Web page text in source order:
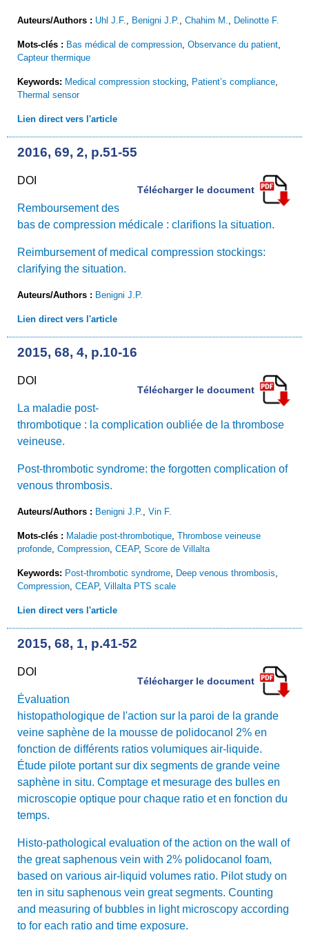
Auteurs/Authors : Uhl J.F. Benigni J.P. Chahim M. Delinotte F.
Mots-clés : Bas médical de compression Observance du patient
Capteur thermique
Keywords: Medical compression stocking Patient’s compliance
Thermal sensor
Lien direct vers l'article
2016, 69, 2, p.51-55
DOI
Télécharger le document
Remboursement des
bas de compression médicale : clarifions la situation.
Reimbursement of medical compression stockings:
clarifying the situation.
Auteurs/Authors : Benigni J.P.
Lien direct vers l'article
2015, 68, 4, p.10-16
DOI
Télécharger le document
La maladie post-
thrombotique : la complication oubliée de la thrombose
veineuse.
Post-thrombotic syndrome: the forgotten complication of
venous thrombosis.
Auteurs/Authors : Benigni J.P. Vin F.
Mots-clés : Maladie post-thrombotique Thrombose veineuse
profonde Compression CEAP, Score de Villalta
Keywords: Post-thrombotic syndrome Deep venous thrombosis
Compression CEAP, Villalta PTS scale
Lien direct vers l'article
2015, 68, 1, p.41-52
DOI
Télécharger le document
Évaluation
histopathologique de l'action sur la paroi de la grande
veine saphène de la mousse de polidocanol 2% en
fonction de différents ratios volumiques air-liquide.
Étude pilote portant sur dix segments de grande veine
saphène in situ. Comptage et mesurage des bulles en
microscopie optique pour chaque ratio et en fonction du
temps.
Histo-pathological evaluation of the action on the wall of
the great saphenous vein with 2% polidocanol foam,
based on various air-liquid volumes ratio. Pilot study on
ten in situ saphenous vein great segments. Counting
and measuring of bubbles in light microscopy according
to for each ratio and time exposure.